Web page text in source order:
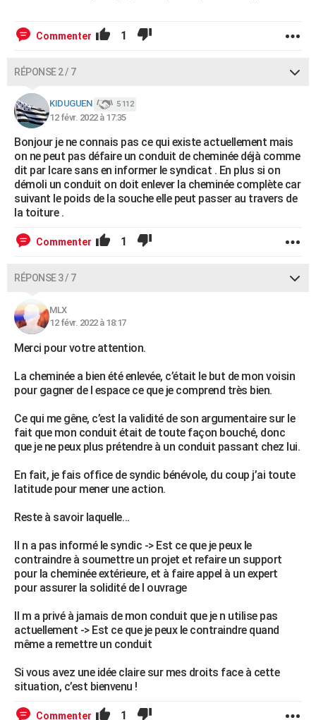
Commenter 1
RÉPONSE 2 / 7
KIDUGUEN 5 112
12 févr. 2022 à 17:35
Bonjour je ne connais pas ce qui existe actuellement mais
on ne peut pas défaire un conduit de cheminée déjà comme
dit par Icare sans en informer le syndicat . En plus si on
démoli un conduit on doit enlever la cheminée complète car
suivant le poids de la souche elle peut passer au travers de
la toiture .
Commenter 1
RÉPONSE 3 / 7
MLX
12 févr. 2022 à 18:17
Merci pour votre attention.
La cheminée a bien été enlevée, c’était le but de mon voisin
pour gagner de l espace ce que je comprend très bien.
Ce qui me gêne, c’est la validité de son argumentaire sur le
fait que mon conduit était de toute façon bouché, donc
que je ne peux plus prétendre à un conduit passant chez lui.
En fait, je fais office de syndic bénévole, du coup j’ai toute
latitude pour mener une action.
Reste à savoir laquelle…
Il n a pas informé le syndic -> Est ce que je peux le
contraindre à soumettre un projet et refaire un support
pour la cheminée extérieure, et à faire appel à un expert
pour assurer la solidité de l ouvrage
Il m a privé à jamais de mon conduit que je n utilise pas
actuellement -> Est ce que je peux le contraindre quand
même a remettre un conduit
Si vous avez une idée claire sur mes droits face à cette
situation, c’est bienvenu !
Commenter 1